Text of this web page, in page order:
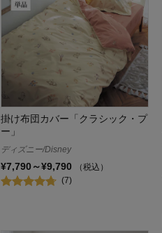
掛け布団カバー「クラシック・プ
ー」
ディズニー/Disney
¥7,790～¥9,790
（税込）
(7)